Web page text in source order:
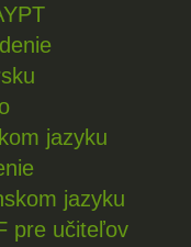
jazyku
jazyku
pre učiteľov